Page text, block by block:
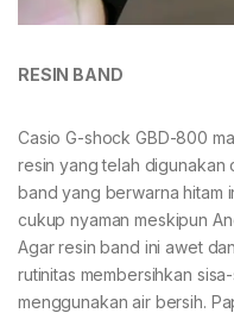
RESIN BAND
Casio G-shock GBD-800
resin yang telah digunakan
band yang berwarna hitam
cukup nyaman meskipun
Agar resin band ini awet
rutinitas membersihkan
menggunakan air bersih.